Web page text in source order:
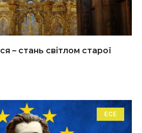
– стань світлом старої
ЕСЕ